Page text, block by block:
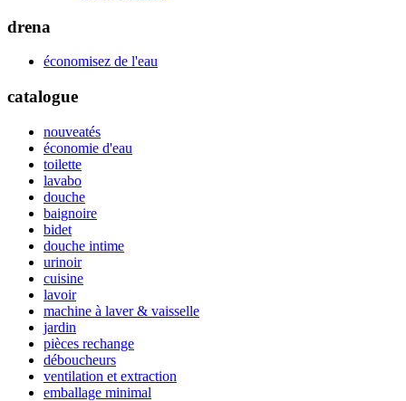
drena
économisez de l'eau
catalogue
nouveatés
économie d'eau
toilette
lavabo
douche
baignoire
bidet
douche intime
urinoir
cuisine
lavoir
machine à laver & vaisselle
jardin
pièces rechange
déboucheurs
ventilation et extraction
emballage minimal